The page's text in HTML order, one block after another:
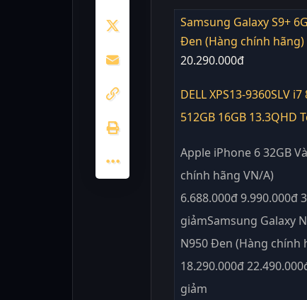
Samsung Galaxy S9+
Đen (Hàng chính hãng)
20.290.000đ
DELL XPS13-9360SLV i7
512GB 16GB 13.3QHD
Apple iPhone 6 32GB
chính hãng VN/A)
6.688.000đ 9.990.000đ
giảmSamsung Galaxy
N950 Đen (Hàng chính
18.290.000đ
giảm